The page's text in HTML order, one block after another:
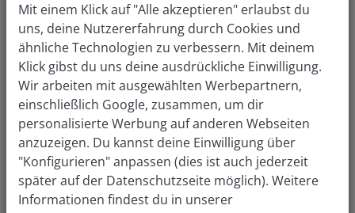
Von welcher Marke ist dein Auto?
Welches Modell?
In welchem Jahr wurde es zugelassen?
Mit einem Klick auf "Alle akzeptieren" erlaubst du
uns, deine Nutzererfahrung durch Cookies und
ähnliche Technologien zu verbessern. Mit deinem
Klick gibst du uns deine ausdrückliche Einwilligung.
Wir arbeiten mit ausgewählten Werbepartnern,
einschließlich Google, zusammen, um dir
personalisierte Werbung auf anderen Webseiten
anzuzeigen. Du kannst deine Einwilligung über
"Konfigurieren" anpassen (dies ist auch jederzeit
später auf der Datenschutzseite möglich). Weitere
Informationen findest du in unserer